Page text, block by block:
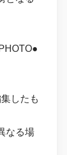
したも
なる場